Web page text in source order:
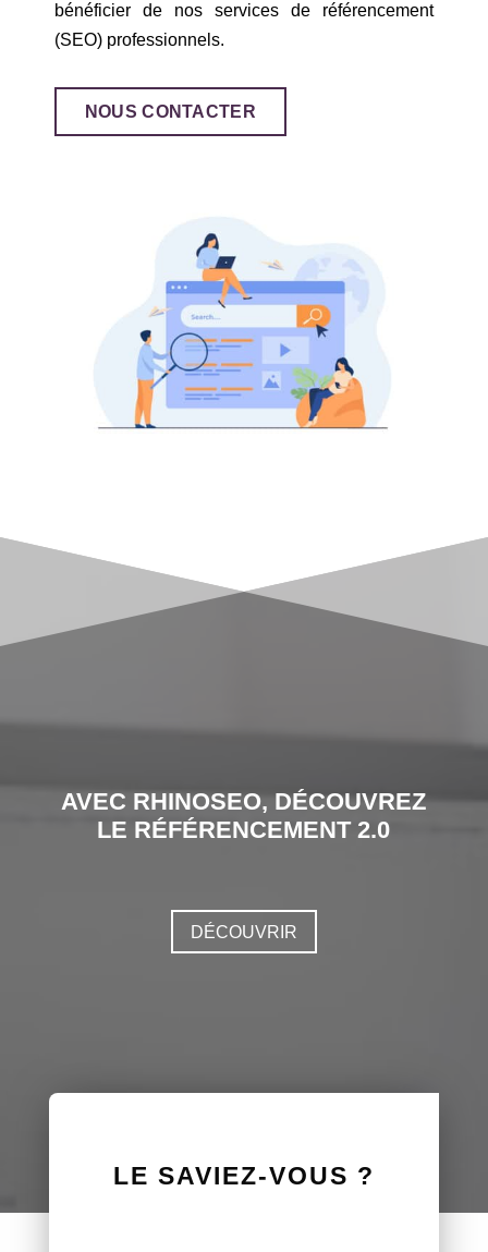
bénéficier de nos services de référencement
(SEO) professionnels.
NOUS CONTACTER
AVEC RHINOSEO, DÉCOUVREZ
LE RÉFÉRENCEMENT 2.0
DÉCOUVRIR
LE SAVIEZ-VOUS ?